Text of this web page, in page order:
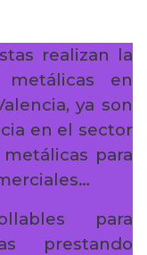
realizan la
metálicas en
ya son
en el sector
para
para
prestando